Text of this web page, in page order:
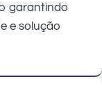
garantindo
e solução